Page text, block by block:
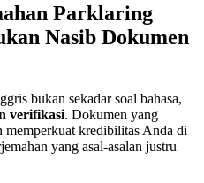
Parklaring
Nasib Dokumen
bukan sekadar soal bahasa,
verifikasi. Dokumen yang
memperkuat kredibilitas Anda di
yang asal-asalan justru